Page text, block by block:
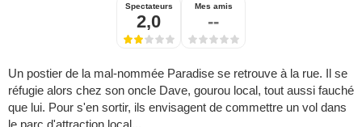
Spectateurs
2,0
Mes amis
--
Un postier de la mal-nommée Paradise se retrouve à la rue. Il se
réfugie alors chez son oncle Dave, gourou local, tout aussi fauché
que lui. Pour s'en sortir, ils envisagent de commettre un vol dans
le parc d'attraction local...